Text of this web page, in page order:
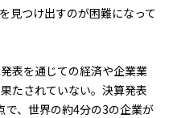
見つけ出すのが困難になって
表を通じての経済や企業業
たされていない。決算発表
で、世界の約4分の3の企業が